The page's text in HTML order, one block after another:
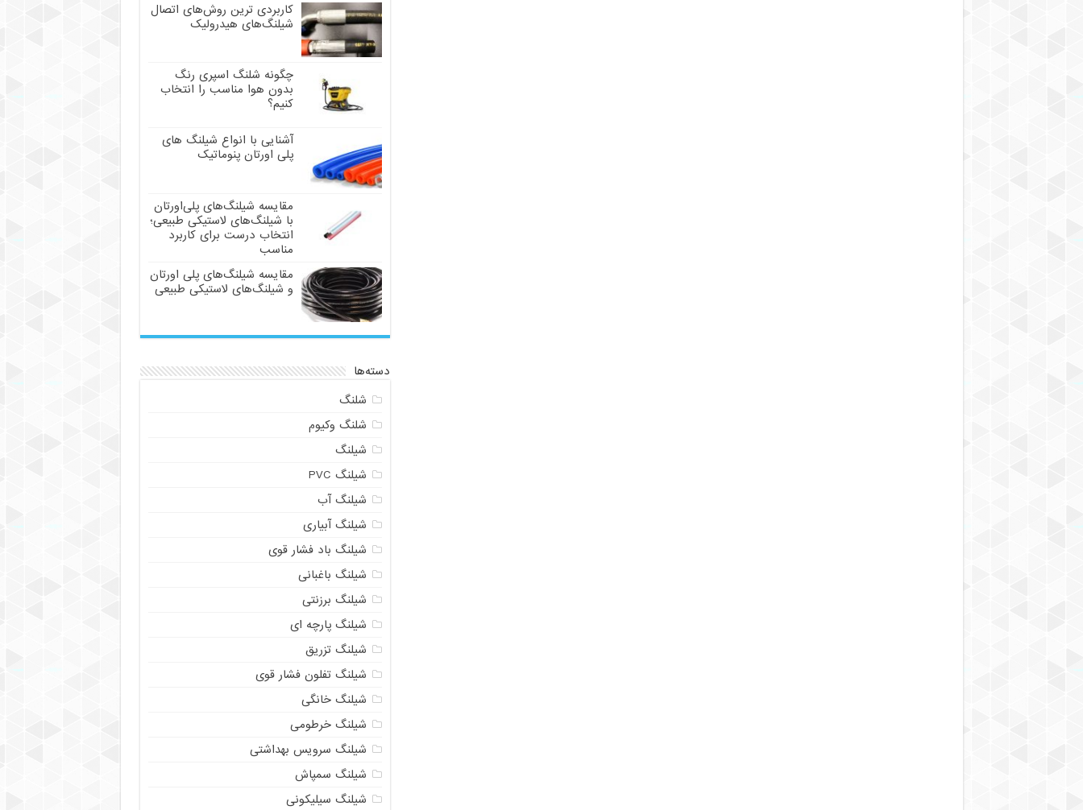
کاربردی ترین روش‌های اتصال
شیلنگ‌های هیدرولیک
چگونه شلنگ اسپری رنگ
بدون هوا مناسب را انتخاب
کنیم؟
آشنایی با انواع شیلنگ های
پلی اورتان پنوماتیک
مقایسه شیلنگ‌های پلی‌اورتان
با شیلنگ‌های لاستیکی طبیعی؛
انتخاب درست برای کاربرد
مناسب
مقایسه شیلنگ‌های پلی اورتان
و شیلنگ‌های لاستیکی طبیعی
دسته‌ها
شلنگ
شلنگ وکیوم
شیلنگ
شیلنگ PVC
شیلنگ آب
شیلنگ آبیاری
شیلنگ باد فشار قوی
شیلنگ باغبانی
شیلنگ برزنتی
شیلنگ پارچه‌ ای
شیلنگ تزریق
شیلنگ تفلون فشار قوی
شیلنگ خانگی
شیلنگ خرطومی
شیلنگ سرویس بهداشتی
شیلنگ سمپاش
شیلنگ سیلیکونی